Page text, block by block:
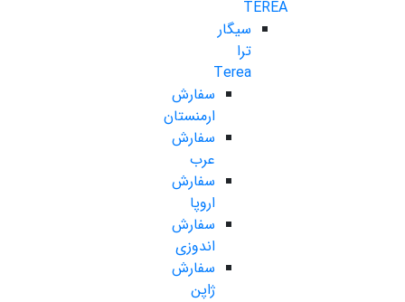
TEREA
سیگار
ترا
Terea
سفارش
ارمنستان
سفارش
عرب
سفارش
اروپا
سفارش
اندوزی
سفارش
ژاپن